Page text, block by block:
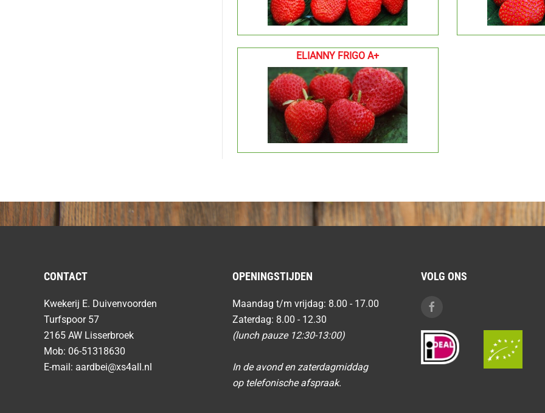
ELIANNY FRIGO A+
CONTACT
Kwekerij E. Duivenvoorden
Turfspoor 57
2165 AW Lisserbroek
Mob: 06-51318630
E-mail: aardbei@xs4all.nl
OPENINGSTIJDEN
Maandag t/m vrijdag: 8.00 - 17.00
Zaterdag: 8.00 - 12.30
(lunch pauze 12:30-13:00)
In de avond en zaterdagmiddag
op telefonische afspraak.
VOLG ONS